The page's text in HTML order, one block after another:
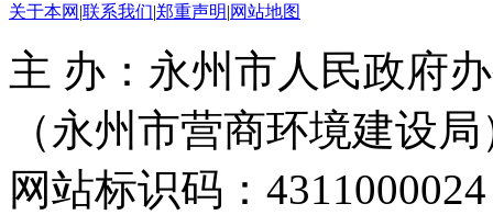
关于本网 |联系我们|郑重声明|网站地图
主 办：永州市人民政府
（永州市营商环境建设局
网站标识码：